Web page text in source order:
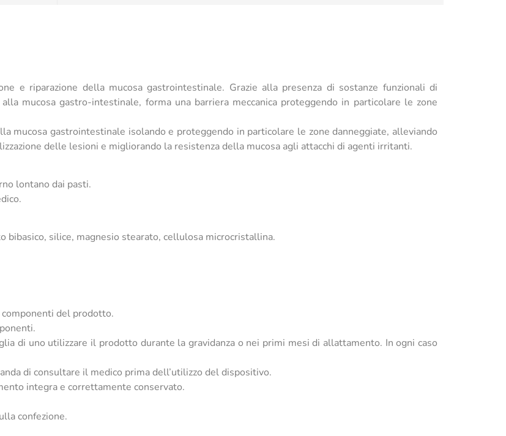
e riparazione della mucosa gastrointestinale. Grazie alla presenza di sostanze funzionali di
mucosa gastro-intestinale, forma una barriera meccanica proteggendo in particolare le zone
mucosa gastrointestinale isolando e proteggendo in particolare le zone danneggiate, alleviando
delle lesioni e migliorando la resistenza della mucosa agli attacchi di agenti irritanti.
lontano dai pasti.
bibasico, silice, magnesio stearato, cellulosa microcristallina.
del prodotto.
di uno utilizzare il prodotto durante la gravidanza o nei primi mesi di allattamento. In ogni caso
di consultare il medico prima dell’utilizzo del dispositivo.
integra e correttamente conservato.
confezione.